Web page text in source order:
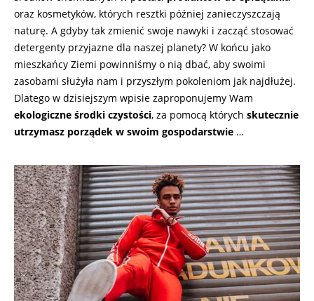
oraz kosmetyków, których resztki później zanieczyszczają
naturę. A gdyby tak zmienić swoje nawyki i zacząć stosować
detergenty przyjazne dla naszej planety? W końcu jako
mieszkańcy Ziemi powinniśmy o nią dbać, aby swoimi
zasobami służyła nam i przyszłym pokoleniom jak najdłużej.
Dlatego w dzisiejszym wpisie zaproponujemy Wam
ekologiczne środki czystości, za pomocą których skutecznie
utrzymasz porządek w swoim gospodarstwie …